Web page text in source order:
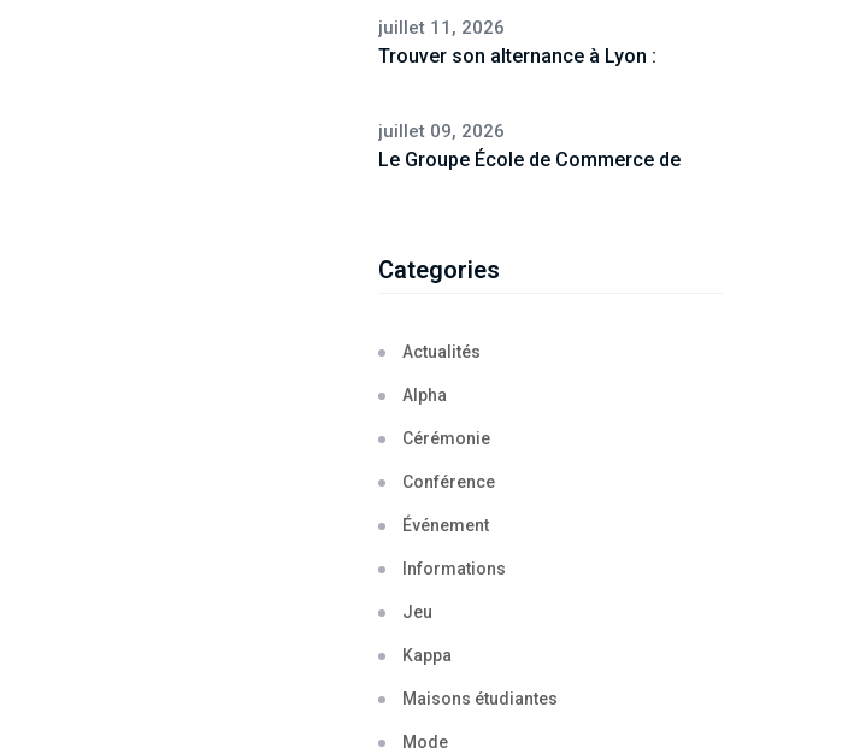
juillet 11, 2026
Trouver son alternance à Lyon :
juillet 09, 2026
Le Groupe École de Commerce de
Categories
Actualités
Alpha
Cérémonie
Conférence
Événement
Informations
Jeu
Kappa
Maisons étudiantes
Mode